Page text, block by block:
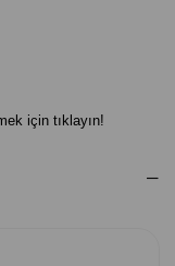
için tıklayın!